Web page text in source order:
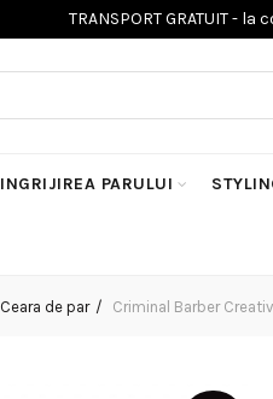
INGRIJIREA PARULUI
Ceara de par Criminal Barber